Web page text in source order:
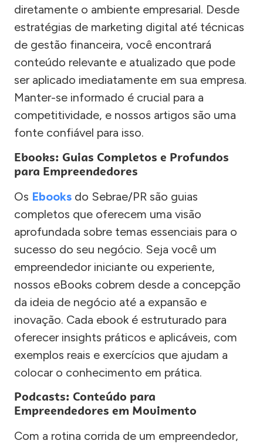
diretamente o ambiente empresarial. Desde
estratégias de marketing digital até técnicas
de gestão financeira, você encontrará
conteúdo relevante e atualizado que pode
ser aplicado imediatamente em sua empresa.
Manter-se informado é crucial para a
competitividade, e nossos artigos são uma
fonte confiável para isso.
Ebooks: Guias Completos e Profundos
para Empreendedores
Os Ebooks do Sebrae/PR são guias
completos que oferecem uma visão
aprofundada sobre temas essenciais para o
sucesso do seu negócio. Seja você um
empreendedor iniciante ou experiente,
nossos eBooks cobrem desde a concepção
da ideia de negócio até a expansão e
inovação. Cada ebook é estruturado para
oferecer insights práticos e aplicáveis, com
exemplos reais e exercícios que ajudam a
colocar o conhecimento em prática.
Podcasts: Conteúdo para
Empreendedores em Movimento
Com a rotina corrida de um empreendedor,